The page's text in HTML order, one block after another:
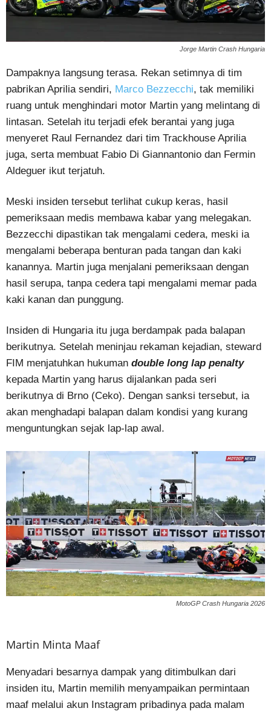
Jorge Martin Crash Hungaria
Dampaknya langsung terasa. Rekan setimnya di tim
pabrikan Aprilia sendiri, Marco Bezzecchi, tak memiliki
ruang untuk menghindari motor Martin yang melintang di
lintasan. Setelah itu terjadi efek berantai yang juga
menyeret Raul Fernandez dari tim Trackhouse Aprilia
juga, serta membuat Fabio Di Giannantonio dan Fermin
Aldeguer ikut terjatuh.
Meski insiden tersebut terlihat cukup keras, hasil
pemeriksaan medis membawa kabar yang melegakan.
Bezzecchi dipastikan tak mengalami cedera, meski ia
mengalami beberapa benturan pada tangan dan kaki
kanannya. Martin juga menjalani pemeriksaan dengan
hasil serupa, tanpa cedera tapi mengalami memar pada
kaki kanan dan punggung.
Insiden di Hungaria itu juga berdampak pada balapan
berikutnya. Setelah meninjau rekaman kejadian, steward
FIM menjatuhkan hukuman double long lap penalty
kepada Martin yang harus dijalankan pada seri
berikutnya di Brno (Ceko). Dengan sanksi tersebut, ia
akan menghadapi balapan dalam kondisi yang kurang
menguntungkan sejak lap-lap awal.
MotoGP Crash Hungaria 2026
Martin Minta Maaf
Menyadari besarnya dampak yang ditimbulkan dari
insiden itu, Martin memilih menyampaikan permintaan
maaf melalui akun Instagram pribadinya pada malam